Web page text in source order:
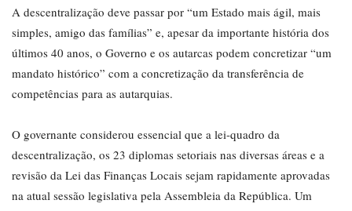
A descentralização deve passar por “um Estado mais ágil, mais
simples, amigo das famílias” e, apesar da importante história dos
últimos 40 anos, o Governo e os autarcas podem concretizar “um
mandato histórico” com a concretização da transferência de
competências para as autarquias.
O governante considerou essencial que a lei-quadro da
descentralização, os 23 diplomas setoriais nas diversas áreas e a
revisão da Lei das Finanças Locais sejam rapidamente aprovadas
na atual sessão legislativa pela Assembleia da República. Um